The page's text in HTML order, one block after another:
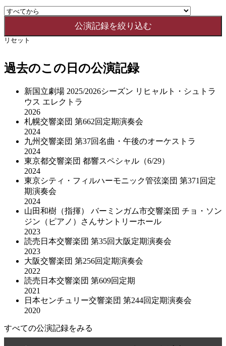
リセット
過去のこの日の公演記録
新国立劇場 2025/2026シーズン リヒャルト・シュトラ
ウス エレクトラ
2026
札幌交響楽団 第662回定期演奏会
2024
九州交響楽団 第37回名曲・午後のオーケストラ
2024
東京都交響楽団 都響スペシャル（6/29）
2024
東京シティ・フィルハーモニック管弦楽団 第371回定
期演奏会
2024
山田和樹（指揮） バーミンガム市交響楽団 チョ・ソン
ジン（ピアノ）さんサントリーホール
2023
読売日本交響楽団 第35回大阪定期演奏会
2023
大阪交響楽団 第256回定期演奏会
2022
読売日本交響楽団 第609回定期
2021
日本センチュリー交響楽団 第244回定期演奏会
2020
すべての公演記録をみる